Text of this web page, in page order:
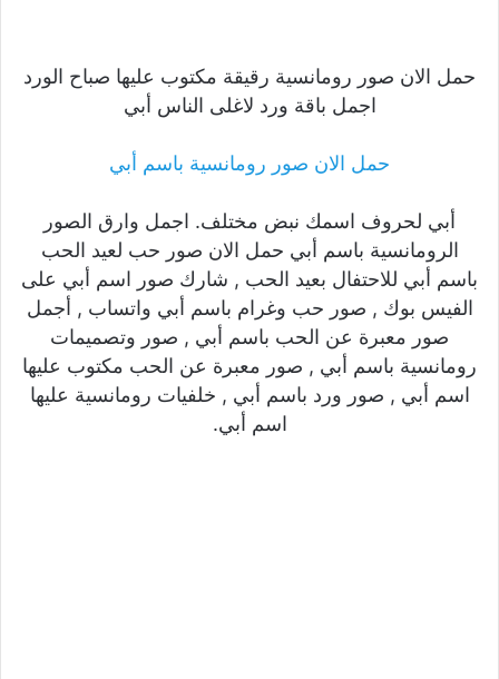
حمل الان صور رومانسية رقيقة مكتوب عليها صباح الورد
اجمل باقة ورد لاغلى الناس أبي
حمل الان صور رومانسية باسم أبي
أبي لحروف اسمك نبض مختلف. اجمل وارق الصور
الرومانسية باسم أبي حمل الان صور حب لعيد الحب
باسم أبي للاحتفال بعيد الحب , شارك صور اسم أبي على
الفيس بوك , صور حب وغرام باسم أبي واتساب , أجمل
صور معبرة عن الحب باسم أبي , صور وتصميمات
رومانسية باسم أبي , صور معبرة عن الحب مكتوب عليها
اسم أبي , صور ورد باسم أبي , خلفيات رومانسية عليها
اسم أبي.